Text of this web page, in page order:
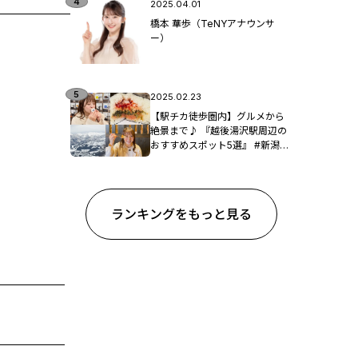
2025.04.01
橋本 華歩（TeNYアナウンサ
ー）
2025.02.23
【駅チカ徒歩圏内】グルメから
絶景まで♪ 『越後湯沢駅周辺の
おすすめスポット5選』 #新潟観
ランキングをもっと見る